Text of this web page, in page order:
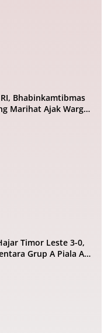
Bhabinkamtibmas
Marihat Ajak Warga
Timor Leste 3-0,
Grup A Piala AFF